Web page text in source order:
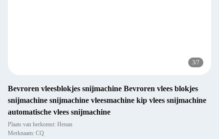
3/7
Bevroren vleesblokjes snijmachine Bevroren vlees blokjes
snijmachine snijmachine vleesmachine kip vlees snijmachine
automatische vlees snijmachine
Plaats van herkomst: Henan
Merknaam: CQ